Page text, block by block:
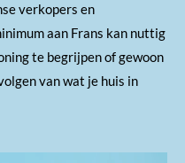
verkopers en
aan Frans kan nuttig
te begrijpen of gewoon
van wat je huis in